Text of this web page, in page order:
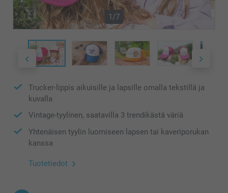
1/7
Trucker-lippis aikuisille ja lapsille omalla tekstillä ja
kuvalla
Vintage-tyylinen, saatavilla 3 trendikästä väriä
Yhtenäisen tyylin luomiseen lapsen tai kaveriporukan
kanssa
Tuotetiedot